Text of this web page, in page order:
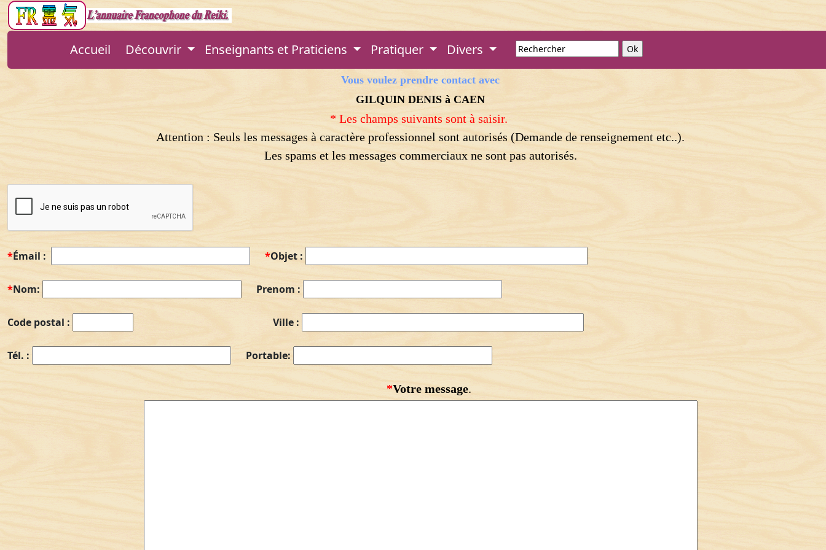
Accueil Découvrir Enseignants et Praticiens Pratiquer Divers
Vous voulez prendre contact avec
GILQUIN DENIS à CAEN
* Les champs suivants sont à saisir.
Attention : Seuls les messages à caractère professionnel sont autorisés (Demande de renseignement etc..).
Les spams et les messages commerciaux ne sont pas autorisés.
*Émail : *Objet :
*Nom: Prenom :
Code postal : Ville :
Tél. : Portable:
*Votre message.